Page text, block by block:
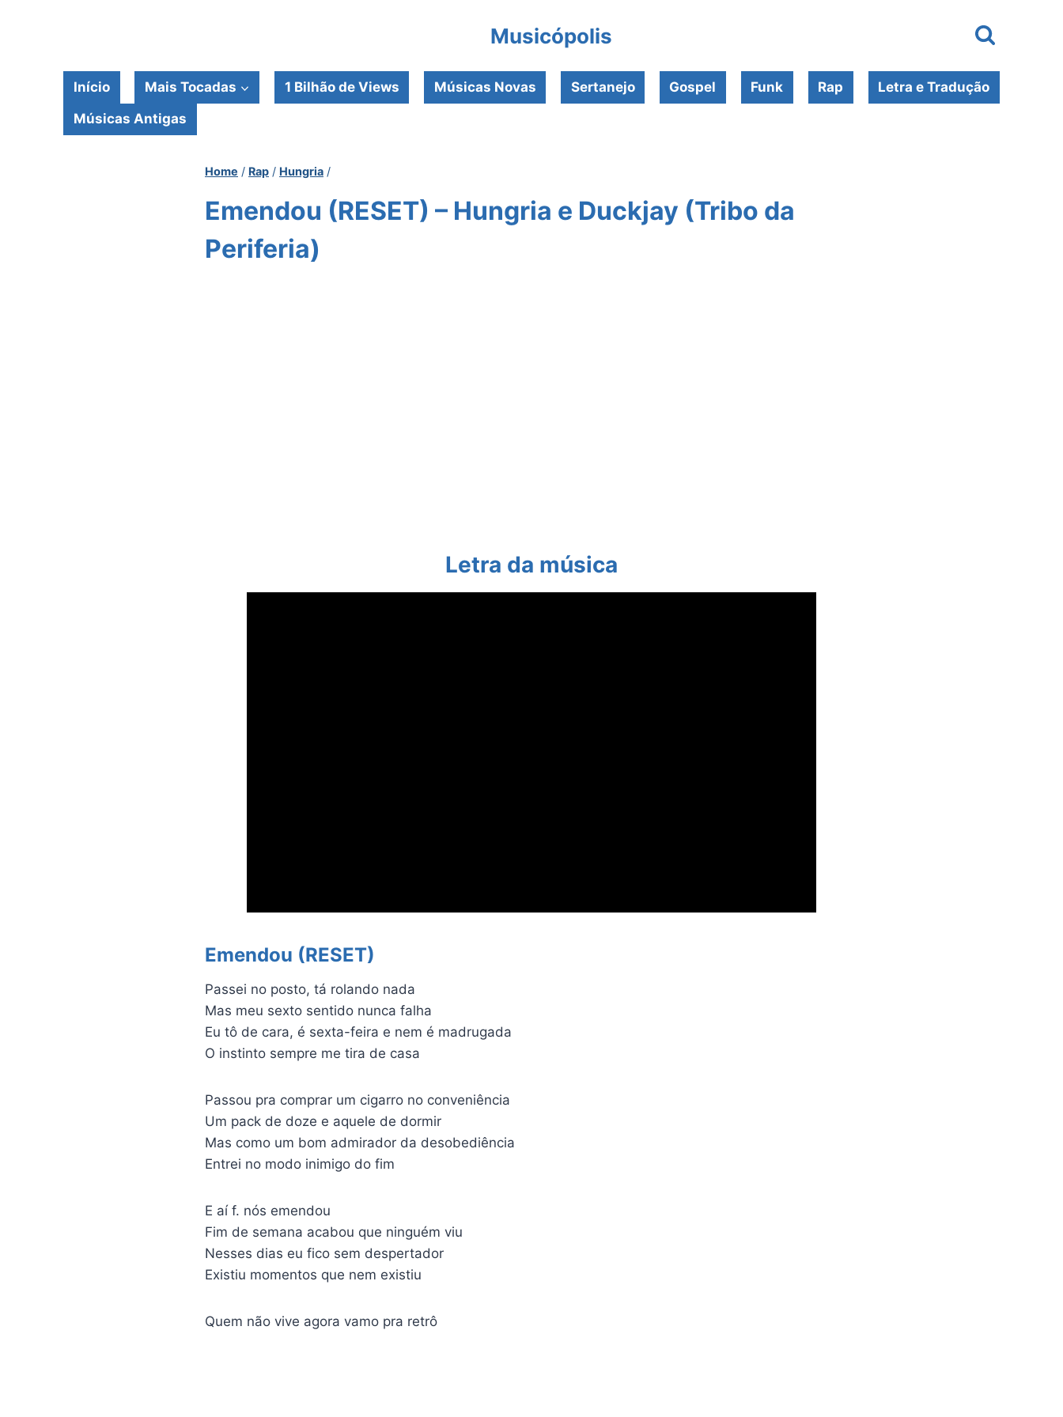
Conteúdo
Musicópolis
Início Mais Tocadas 1 Bilhão de Views Músicas Novas Sertanejo Gospel Funk Rap Letra e Tradução
Músicas Antigas
Home / Rap / Hungria /
Emendou (RESET) – Hungria e Duckjay (Tribo da
Periferia)
Letra da música
Emendou (RESET)
Passei no posto, tá rolando nada
Mas meu sexto sentido nunca falha
Eu tô de cara, é sexta-feira e nem é madrugada
O instinto sempre me tira de casa
Passou pra comprar um cigarro no conveniência
Um pack de doze e aquele de dormir
Mas como um bom admirador da desobediência
Entrei no modo inimigo do fim
E aí f. nós emendou
Fim de semana acabou que ninguém viu
Nesses dias eu fico sem despertador
Existiu momentos que nem existiu
Quem não vive agora vamo pra retrô